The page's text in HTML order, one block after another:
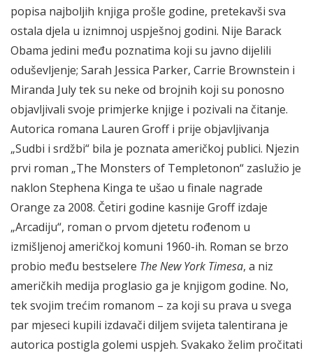
popisa najboljih knjiga prošle godine, pretekavši sva
ostala djela u iznimnoj uspješnoj godini. Nije Barack
Obama jedini među poznatima koji su javno dijelili
oduševljenje; Sarah Jessica Parker, Carrie Brownstein i
Miranda July tek su neke od brojnih koji su ponosno
objavljivali svoje primjerke knjige i pozivali na čitanje.
Autorica romana Lauren Groff i prije objavljivanja
„Sudbi i srdžbi“ bila je poznata američkoj publici. Njezin
prvi roman „The Monsters of Templetonon“ zaslužio je
naklon Stephena Kinga te ušao u finale nagrade
Orange za 2008. Četiri godine kasnije Groff izdaje
„Arcadiju“, roman o prvom djetetu rođenom u
izmišljenoj američkoj komuni 1960-ih. Roman se brzo
probio među bestselere The New York Timesa, a niz
američkih medija proglasio ga je knjigom godine. No,
tek svojim trećim romanom – za koji su prava u svega
par mjeseci kupili izdavači diljem svijeta talentirana je
autorica postigla golemi uspjeh. Svakako želim pročitati